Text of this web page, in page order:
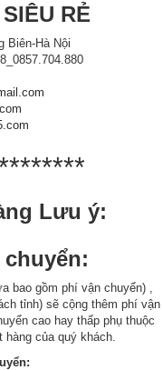
RẺ
Biên-Hà Nội
Lưu ý:
bao gồm phí vận chuyển) ,
tỉnh) sẽ cộng thêm phí vận
cao hay thấp phụ thuộc
của quý khách.